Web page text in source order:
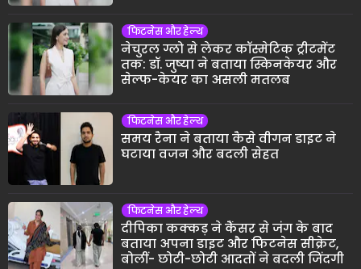
फिटनेस और हेल्थ
नेचुरल ग्लो से लेकर कॉस्मेटिक ट्रीटमेंट
तक: डॉ. जुष्या ने बताया स्किनकेयर और
सेल्फ-केयर का असली मतलब
फिटनेस और हेल्थ
समय रैना ने बताया कैसे वीगन डाइट ने
घटाया वजन और बदली सेहत
फिटनेस और हेल्थ
दीपिका कक्कड़ ने कैंसर से जंग के बाद
बताया अपना डाइट और फिटनेस सीक्रेट,
बोलीं- छोटी-छोटी आदतों ने बदली जिंदगी